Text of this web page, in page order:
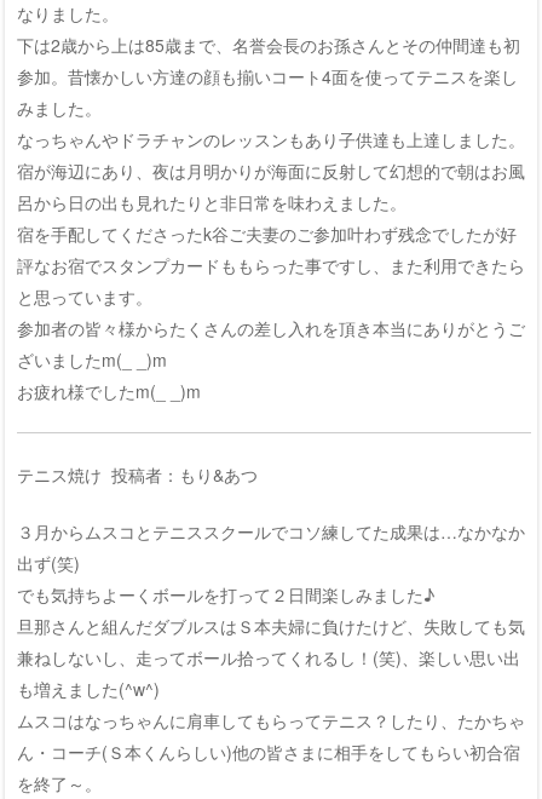
なりました。
下は2歳から上は85歳まで、名誉会長のお孫さんとその仲間達も初
参加。昔懐かしい方達の顔も揃いコート4面を使ってテニスを楽し
みました。
なっちゃんやドラチャンのレッスンもあり子供達も上達しました。
宿が海辺にあり、夜は月明かりが海面に反射して幻想的で朝はお風
呂から日の出も見れたりと非日常を味わえました。
宿を手配してくださったk谷ご夫妻のご参加叶わず残念でしたが好
評なお宿でスタンプカードももらった事ですし、また利用できたら
と思っています。
参加者の皆々様からたくさんの差し入れを頂き本当にありがとうご
ざいましたm(_ _)m
お疲れ様でしたm(_ _)m
テニス焼け 投稿者：もり&あつ
３月からムスコとテニススクールでコソ練してた成果は…なかなか
出ず(笑)
でも気持ちよーくボールを打って２日間楽しみました♪
旦那さんと組んだダブルスはＳ本夫婦に負けたけど、失敗しても気
兼ねしないし、走ってボール拾ってくれるし！(笑)、楽しい思い出
も増えました(^w^)
ムスコはなっちゃんに肩車してもらってテニス？したり、たかちゃ
ん・コーチ(Ｓ本くんらしい)他の皆さまに相手をしてもらい初合宿
を終了～。